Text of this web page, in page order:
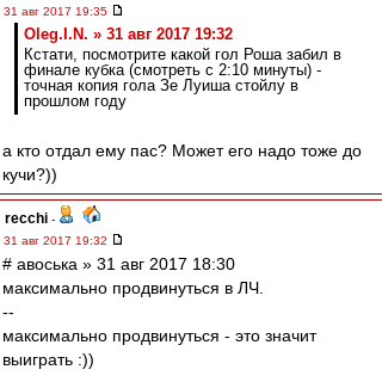
31 авг 2017 19:35
Oleg.I.N. » 31 авг 2017 19:32
Кстати, посмотрите какой гол Роша забил в
финале кубка (смотреть с 2:10 минуты) -
точная копия гола Зе Луиша стойлу в
прошлом году
а кто отдал ему пас? Может его надо тоже до
кучи?))
recchi -
31 авг 2017 19:32
# авоська » 31 авг 2017 18:30
максимально продвинуться в ЛЧ.
--
максимально продвинуться - это значит
выиграть :))